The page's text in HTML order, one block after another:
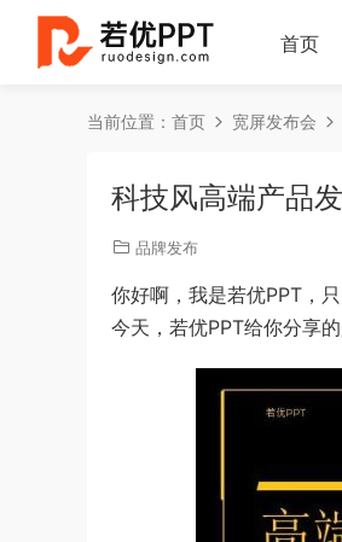
首页
当前位置： 首页 宽屏发布会
科技风高端产品
品牌发布
你好啊，我是若优PPT，
今天，若优PPT给你分享